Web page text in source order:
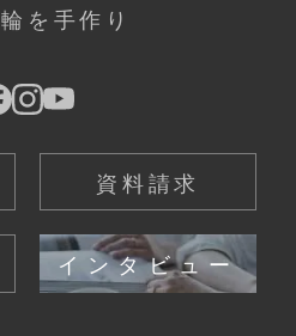
を手作り
資料請求
インタビュー